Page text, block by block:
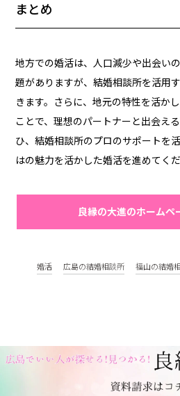
まとめ
地方での婚活は、人口減少や出会い
題がありますが、結婚相談所を活用
きます。さらに、地元の特性を活か
ことで、理想のパートナーと出会え
ひ、結婚相談所のプロのサポートを
はの魅力を活かした婚活を進めてくだ
良縁の大進のホームペ
婚活 広島の結婚相談所 福山の結婚